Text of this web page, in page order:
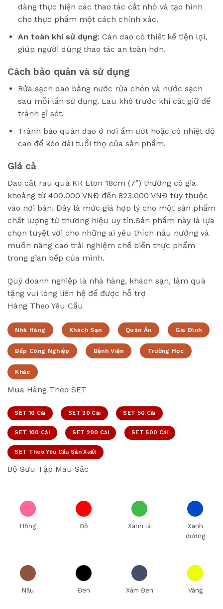
dàng thực hiện các thao tác cắt nhỏ và tạo hình
cho thực phẩm một cách chính xác.
An toàn khi sử dụng: Cán dao có thiết kế tiện lợi,
giúp người dùng thao tác an toàn hơn.
Cách bảo quản và sử dụng
Rửa sạch dao bằng nước rửa chén và nước sạch
sau mỗi lần sử dụng. Lau khô trước khi cất giữ để
tránh gỉ sét.
Tránh bảo quản dao ở nơi ẩm ướt hoặc có nhiệt độ
cao để kéo dài tuổi thọ của sản phẩm.
Giá cả
Dao cắt rau quả KR Eton 18cm (7″) thường có giá
khoảng từ 400.000 VNĐ đến 823.000 VNĐ tùy thuộc
vào nơi bán. Đây là mức giá hợp lý cho một sản phẩm
chất lượng từ thương hiệu uy tín.Sản phẩm này là lựa
chọn tuyệt vời cho những ai yêu thích nấu nướng và
muốn nâng cao trải nghiệm chế biến thực phẩm
trong gian bếp của mình.
Quý doanh nghiệp là nhà hàng, khách sạn, làm quà
tặng vui lòng liên hệ để được hỗ trợ
Hàng Theo Yêu Cầu
Nhà Hàng Khách Sạn Quán Ăn Gia Đình
Bếp Công Nghiệp Bệnh Viện Trường Học
Khác
Mua Hàng Theo SET
SET 10 Cái SET 20 Cái SET 50 Cái
SET 100 Cái SET 200 Cái SET 500 Cái
SET Theo Yêu Cầu Sản Xuất
Bộ Sưu Tập Màu Sắc
Hồng Đỏ Xanh lá
Xanh
dương
Nâu Đen Xám Đen Vàng